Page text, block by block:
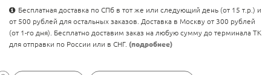
Бесплатная доставка по СПб в тот же или следующий день (от 15 т.р.) и
от 500 рублей для остальных заказов. Доставка в Москву от 300 рублей
(от 1-го дня). Бесплатно доставим заказ на любую сумму до терминала ТК
для отправки по России или в СНГ. (подробнее)